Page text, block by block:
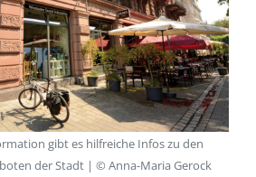
gibt es hilfreiche Infos zu den
der Stadt | © Anna-Maria Gerock